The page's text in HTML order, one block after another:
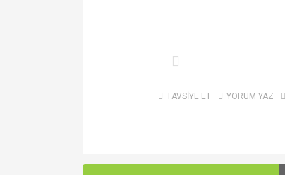
TAVSİYE ET YORUM YAZ